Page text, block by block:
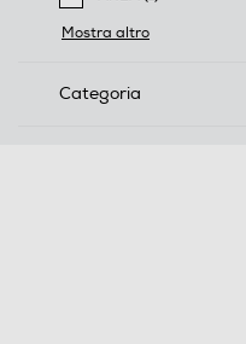
Filtra per Marca: AREA
Mostra altro
Categoria